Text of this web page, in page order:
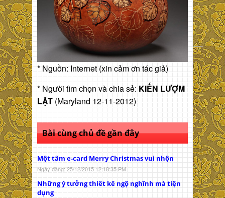
* Nguồn: Internet (xin cảm ơn tác giả)
* Người tìm chọn và chia sẻ: KIẾN LƯỢM
LẶT (Maryland 12-11-2012)
Bài cùng chủ đề gần đây
Một tấm e-card Merry Christmas vui nhộn
Ngày đăng: 25/12/2015 12:18:35 PM
Những ý tưởng thiết kế ngộ nghĩnh mà tiện
dụng